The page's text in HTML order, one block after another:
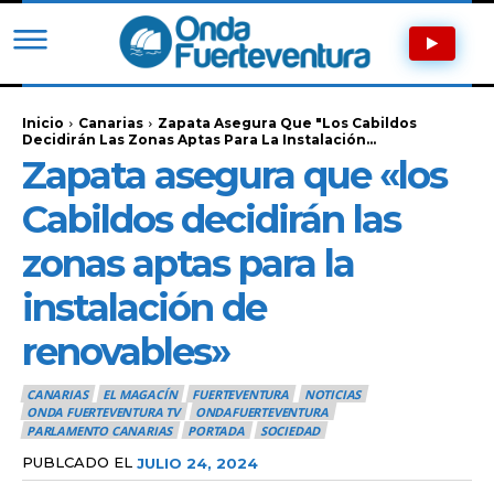
Inicio Canarias
Zapata Asegura Que "los Cabildos
Decidirán Las Zonas Aptas Para La Instalación...
Zapata asegura que «los
Cabildos decidirán las
zonas aptas para la
instalación de
renovables»
CANARIAS EL MAGACÍN FUERTEVENTURA
NOTICIAS
ONDA FUERTEVENTURA TV
ONDAFUERTEVENTURA
PARLAMENTO CANARIAS
PORTADA SOCIEDAD
PUBLCADO EL JULIO 24, 2024